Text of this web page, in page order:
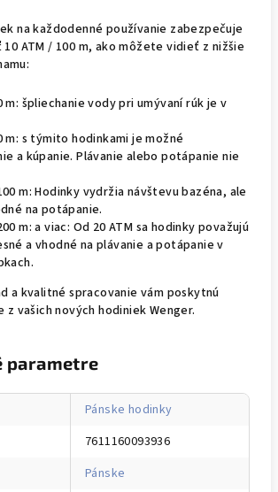
na každodenné používanie zabezpečuje
ATM / 100 m, ako môžete vidieť z nižšie
m: špliechanie vody pri umývaní rúk je v
m: s týmito hodinkami je možné
a kúpanie. Plávanie alebo potápanie nie
m: Hodinky vydržia návštevu bazéna, ale
na potápanie.
m: a viac: Od 20 ATM sa hodinky považujú
a vhodné na plávanie a potápanie v
a kvalitné spracovanie vám poskytnú
vašich nových hodiniek Wenger.
parametre
Pánske hodinky
7611160093936
Pánske